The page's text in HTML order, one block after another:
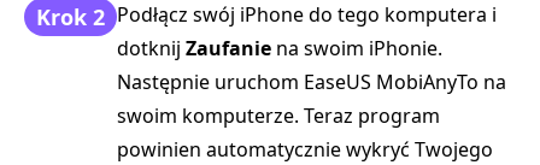
Krok 2 Podłącz swój iPhone do tego komputera i
dotknij Zaufanie na swoim iPhonie.
Następnie uruchom EaseUS MobiAnyTo na
swoim komputerze. Teraz program
powinien automatycznie wykryć Twojego